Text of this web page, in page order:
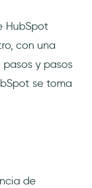
HubSpot
con una
y pasos
se toma
de